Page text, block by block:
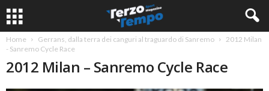
Home Gerrans, dalla terra dei canguri al traguardo di Sanremo
2012 Milan
- Sanremo Cycle Race
2012 Milan – Sanremo Cycle Race